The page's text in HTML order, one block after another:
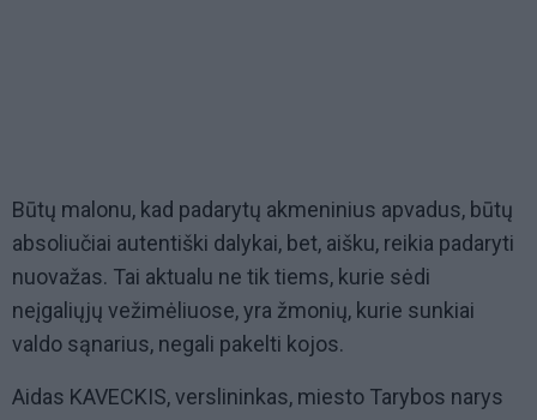
Būtų malonu, kad padarytų akmeninius apvadus, būtų
absoliučiai autentiški dalykai, bet, aišku, reikia padaryti
nuovažas. Tai aktualu ne tik tiems, kurie sėdi
neįgaliųjų vežimėliuose, yra žmonių, kurie sunkiai
valdo sąnarius, negali pakelti kojos.
Aidas KAVECKIS, verslininkas, miesto Tarybos narys